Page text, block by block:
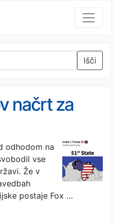
Išči
načrt za
odhodom na
vse
Že v
postaje Fox …